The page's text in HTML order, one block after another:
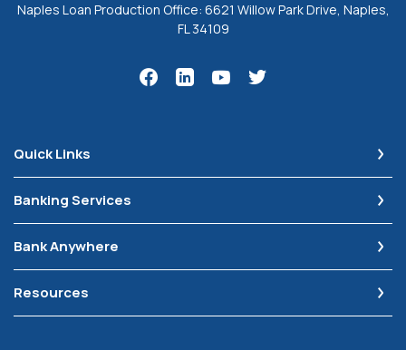
Naples Loan Production Office: 6621 Willow Park Drive, Naples,
FL 34109
Quick Links
Banking Services
Bank Anywhere
Resources